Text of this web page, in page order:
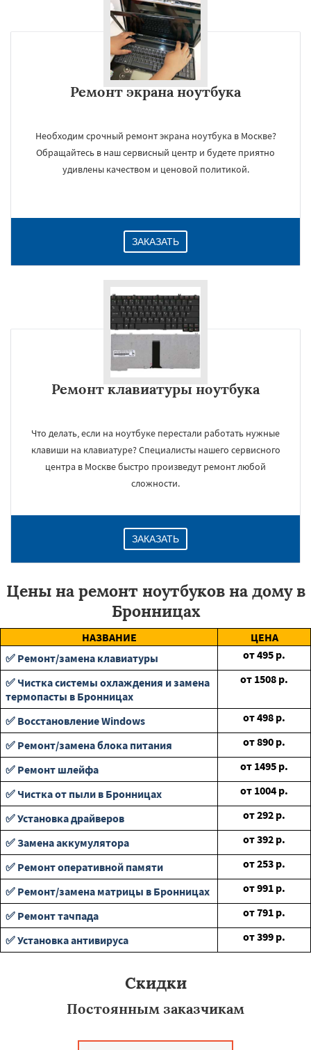
Ремонт экрана ноутбука
Необходим срочный ремонт экрана ноутбука в Москве?
Обращайтесь в наш сервисный центр и будете приятно
удивлены качеством и ценовой политикой.
ЗАКАЗАТЬ
Ремонт клавиатуры ноутбука
Что делать, если на ноутбуке перестали работать нужные
клавиши на клавиатуре? Специалисты нашего сервисного
центра в Москве быстро произведут ремонт любой
сложности.
ЗАКАЗАТЬ
Цены на ремонт ноутбуков на дому в
Бронницах
НАЗВАНИЕ
ЦЕНА
✅ Ремонт/замена клавиатуры
от495 р.
✅ Чистка системы охлаждения и замена
термопасты в Бронницах
от 1508 р.
✅ Восстановление Windows от498 р.
✅ Ремонт/замена блока питания
от890 р.
✅ Ремонт шлейфа
от 1495 р.
✅ Чистка от пыли в Бронницах
от 1004 р.
✅ Установка драйверов
от292 р.
✅ Замена аккумулятора
от392 р.
✅ Ремонт оперативной памяти
от253 р.
✅ Ремонт/замена матрицы в Бронницах
от991 р.
✅ Ремонт тачпада
от791 р.
✅ Установка антивируса
от399 р.
Скидки
Постоянным заказчикам